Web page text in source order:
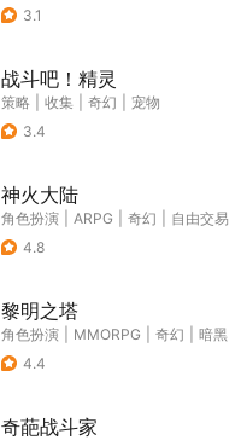
3.1
战斗吧！精灵
策略 收集 奇幻
宠物
3.4
神火大陆
角色扮演 ARPG 奇幻
自由交易
4.8
黎明之塔
角色扮演 MMORPG 奇幻
暗黑
4.4
奇葩战斗家